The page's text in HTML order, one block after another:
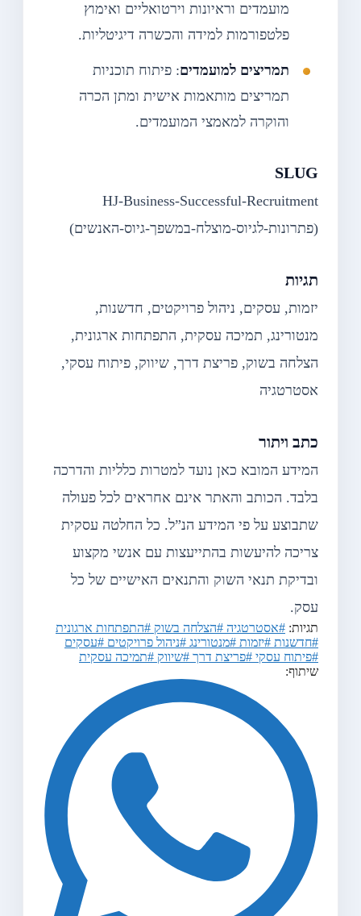
מועמדים וראיונות וירטואליים ואימוץ
פלטפורמות למידה והכשרה דיגיטליות.
תמריצים למועמדים: פיתוח תוכניות
תמריצים מותאמות אישית ומתן הכרה
והוקרה למאמצי המועמדים.
SLUG
HJ-Business-Successful-Recruitment
(פתרונות-לגיוס-מוצלח-במשפך-גיוס-האנשים)
תגיות
יזמות, עסקים, ניהול פרויקטים, חדשנות,
מנטורינג, תמיכה עסקית, התפתחות ארגונית,
הצלחה בשוק, פריצת דרך, שיווק, פיתוח עסקי,
אסטרטגיה
כתב ויתור
המידע המובא כאן נועד למטרות כלליות והדרכה
בלבד. הכותב והאתר אינם אחראים לכל פעולה
שתבוצע על פי המידע הנ”ל. כל החלטה עסקית
צריכה להיעשות בהתייעצות עם אנשי מקצוע
ובדיקת תנאי השוק והתנאים האישיים של כל
עסק.
תגיות: #אסטרטגיה #הצלחה בשוק #התפתחות ארגונית
#חדשנות #יזמות #מנטורינג #ניהול פרויקטים #עסקים
#פיתוח עסקי #פריצת דרך #שיווק #תמיכה עסקית
שיתוף: